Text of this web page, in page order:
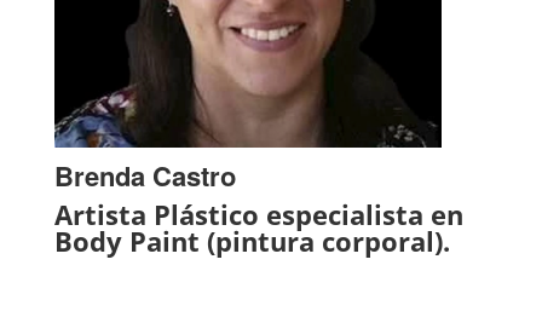
Brenda Castro
Artista Plástico especialista en
Body Paint (pintura corporal).